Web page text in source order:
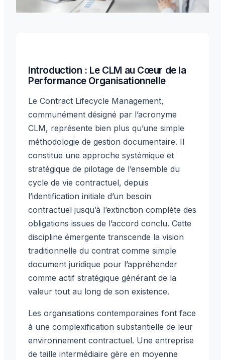
Introduction : Le CLM au Cœur de la
Performance Organisationnelle
Le Contract Lifecycle Management,
communément désigné par l’acronyme
CLM, représente bien plus qu’une simple
méthodologie de gestion documentaire. Il
constitue une approche systémique et
stratégique de pilotage de l’ensemble du
cycle de vie contractuel, depuis
l’identification initiale d’un besoin
contractuel jusqu’à l’extinction complète des
obligations issues de l’accord conclu. Cette
discipline émergente transcende la vision
traditionnelle du contrat comme simple
document juridique pour l’appréhender
comme actif stratégique générant de la
valeur tout au long de son existence.
Les organisations contemporaines font face
à une complexification substantielle de leur
environnement contractuel. Une entreprise
de taille intermédiaire gère en moyenne